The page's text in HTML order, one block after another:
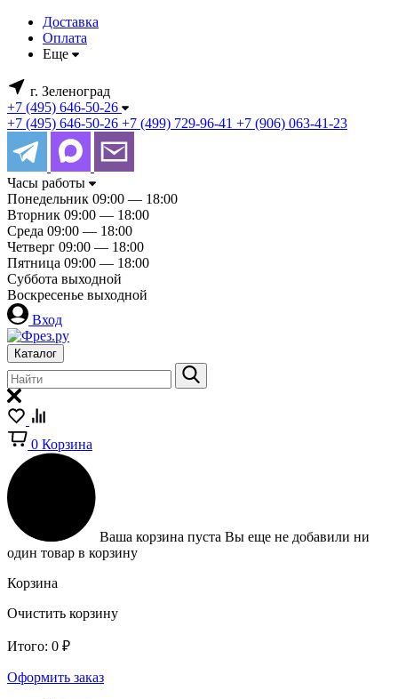
Доставка
Оплата
Еще
г. Зеленоград
+7 (495) 646-50-26
+7 (495) 646-50-26 +7 (499) 729-96-41 +7 (906) 063-41-23
Часы работы
Понедельник 09:00 — 18:00
Вторник 09:00 — 18:00
Среда 09:00 — 18:00
Четверг 09:00 — 18:00
Пятница 09:00 — 18:00
Суббота выходной
Воскресенье выходной
Вход
Каталог
0 Корзина
Ваша корзина пуста Вы еще не добавили ни
один товар в корзину
Корзина
Очистить корзину
Итого: 0 ₽
Оформить заказ